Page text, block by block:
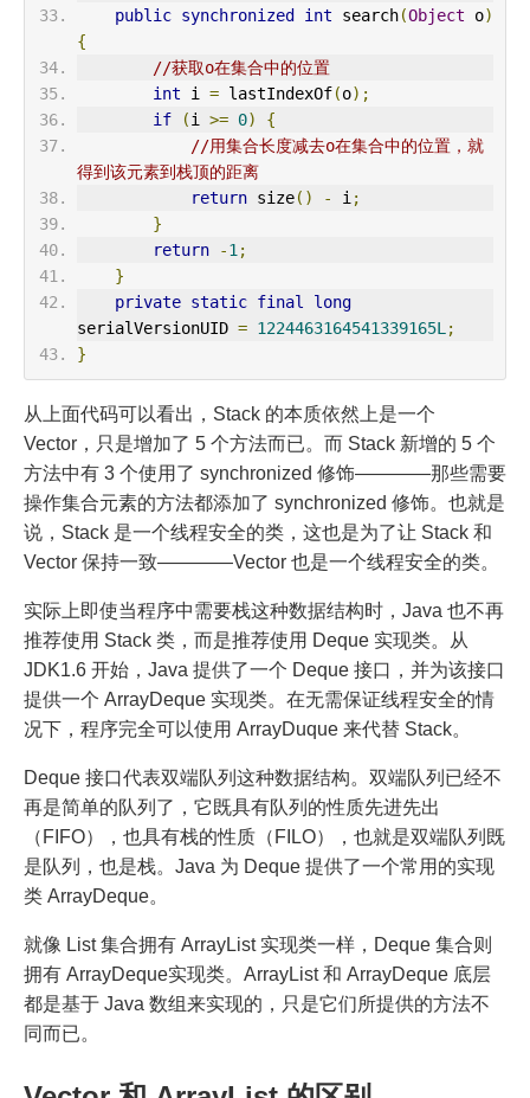
public synchronized int search(Object o)
{
//获取o在集合中的位置
int i = lastIndexOf(o);
if
(i >= 0)
{
//用集合长度减去o在集合中的位置，就
得到该元素到栈顶的距离
return size() - i ;
}
return
-1 ;
}
private static final
long
serialVersionUID = 1224463164541339165L ;
}
从上面代码可以看出，Stack 的本质依然上是一个
Vector，只是增加了 5 个方法而已。而 Stack 新增的 5 个
方法中有 3 个使用了 synchronized 修饰————那些需要
操作集合元素的方法都添加了 synchronized 修饰。也就是
说，Stack 是一个线程安全的类，这也是为了让 Stack 和
Vector 保持一致————Vector 也是一个线程安全的类。
实际上即使当程序中需要栈这种数据结构时，Java 也不再
推荐使用 Stack 类，而是推荐使用 Deque 实现类。从
JDK1.6 开始，Java 提供了一个 Deque 接口，并为该接口
提供一个 ArrayDeque 实现类。在无需保证线程安全的情
况下，程序完全可以使用 ArrayDuque 来代替 Stack。
Deque 接口代表双端队列这种数据结构。双端队列已经不
再是简单的队列了，它既具有队列的性质先进先出
（FIFO），也具有栈的性质（FILO），也就是双端队列既
是队列，也是栈。Java 为 Deque 提供了一个常用的实现
类 ArrayDeque。
就像 List 集合拥有 ArrayList 实现类一样，Deque 集合则
拥有 ArrayDeque实现类。ArrayList 和 ArrayDeque 底层
都是基于 Java 数组来实现的，只是它们所提供的方法不
同而已。